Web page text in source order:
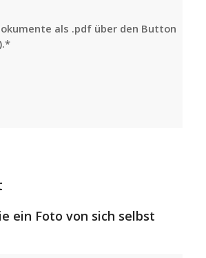
als .pdf über den Button
ein Foto von sich selbst